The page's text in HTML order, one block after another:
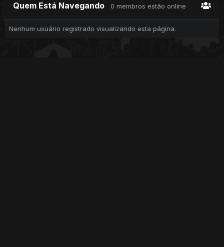
Quem Está Navegando 0 membros estão online
Nenhum usuário registrado visualizando esta página.